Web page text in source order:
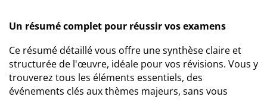
Un résumé complet pour réussir vos examens
Ce résumé détaillé vous offre une synthèse claire et
structurée de l'œuvre, idéale pour vos révisions. Vous y
trouverez tous les éléments essentiels, des
événements clés aux thèmes majeurs, sans vous